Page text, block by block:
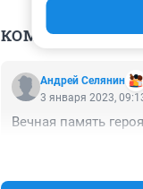
КОММЕНТАРИИ
Андрей Селянин
3 января 2023,
Вечная память